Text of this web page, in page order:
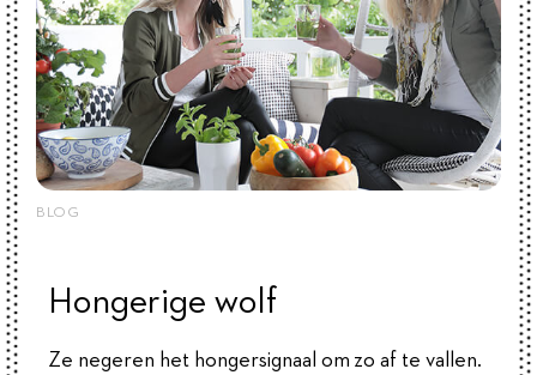
BLOG
Hongerige wolf
Ze negeren het hongersignaal om zo af te vallen.